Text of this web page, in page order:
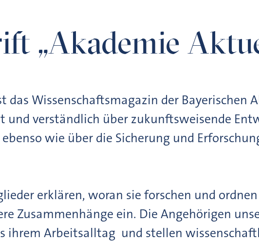
„Akademie
das Wissenschaftsmagazin der Bayerischen
und verständlich über zukunftsweisende
wie über die Sicherung und
erklären, woran sie forschen und
Zusammenhänge ein. Die Angehörigen
ihrem Arbeitsalltag und stellen